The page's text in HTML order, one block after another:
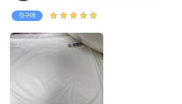
첫구매